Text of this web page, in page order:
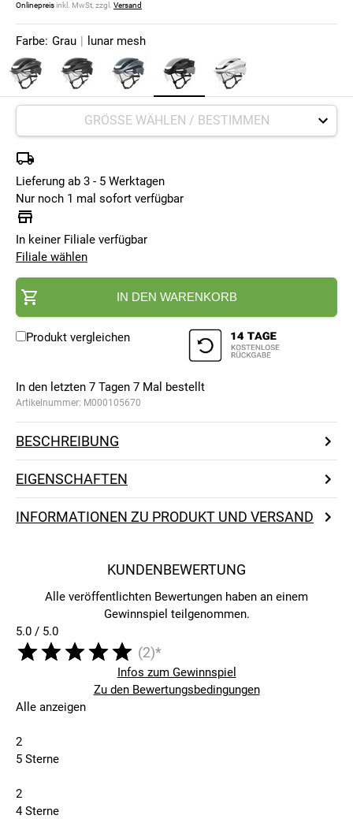
Onlinepreisinkl. MwSt, zzgl. Versand
Farbe: Grau | lunar mesh
Lieferung ab 3 - 5 Werktagen
Nur noch 1 mal sofort verfügbar
In keiner Filiale verfügbar
Filiale wählen
IN DEN WARENKORB
Produkt vergleichen
In den letzten 7 Tagen 7 Mal bestellt
Artikelnummer: M000105670
BESCHREIBUNG
EIGENSCHAFTEN
INFORMATIONEN ZU PRODUKT UND VERSAND
KUNDENBEWERTUNG
Alle veröffentlichten Bewertungen haben an einem
Gewinnspiel teilgenommen.
5.0 / 5.0
(2)*
Infos zum Gewinnspiel
Zu den Bewertungsbedingungen
Alle anzeigen
2
5 Sterne
2
4 Sterne